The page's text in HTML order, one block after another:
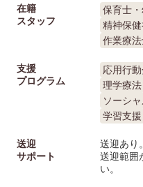
在籍
スタッフ
保育士
精神保
作業療
支援
プログラム
応用行
理学療法
ソーシ
学習支援
送迎
サポート
送迎あり。
送迎範囲
い。